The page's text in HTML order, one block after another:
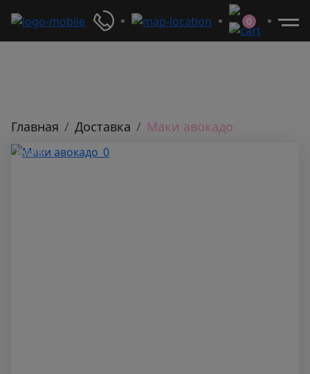
0
Главная Доставка Маки авокадо
Акция